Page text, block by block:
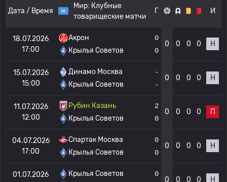
Дата / Время
Мир: Клубные
товарищеские матчи
Г И
18.07.2026
17:00
Акрон
Крылья Советов
0
0
0 0 0 0 Н
15.07.2026
15:00
Динамо Москва
Крылья Советов
-
-
0 0 0 0 Н
11.07.2026
12:00
Рубин Казань
Крылья Советов
2
0
0 0 0 0 П
04.07.2026
17:00
Спартак Москва
Крылья Советов
0
0
0 0 0 0 Н
01.07.2026
Крылья Советов
0
0 0 0 0 Н